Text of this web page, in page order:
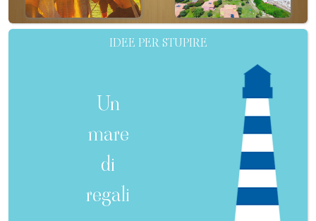
IDEE PER STUPIRE
Un
mare
di
regali